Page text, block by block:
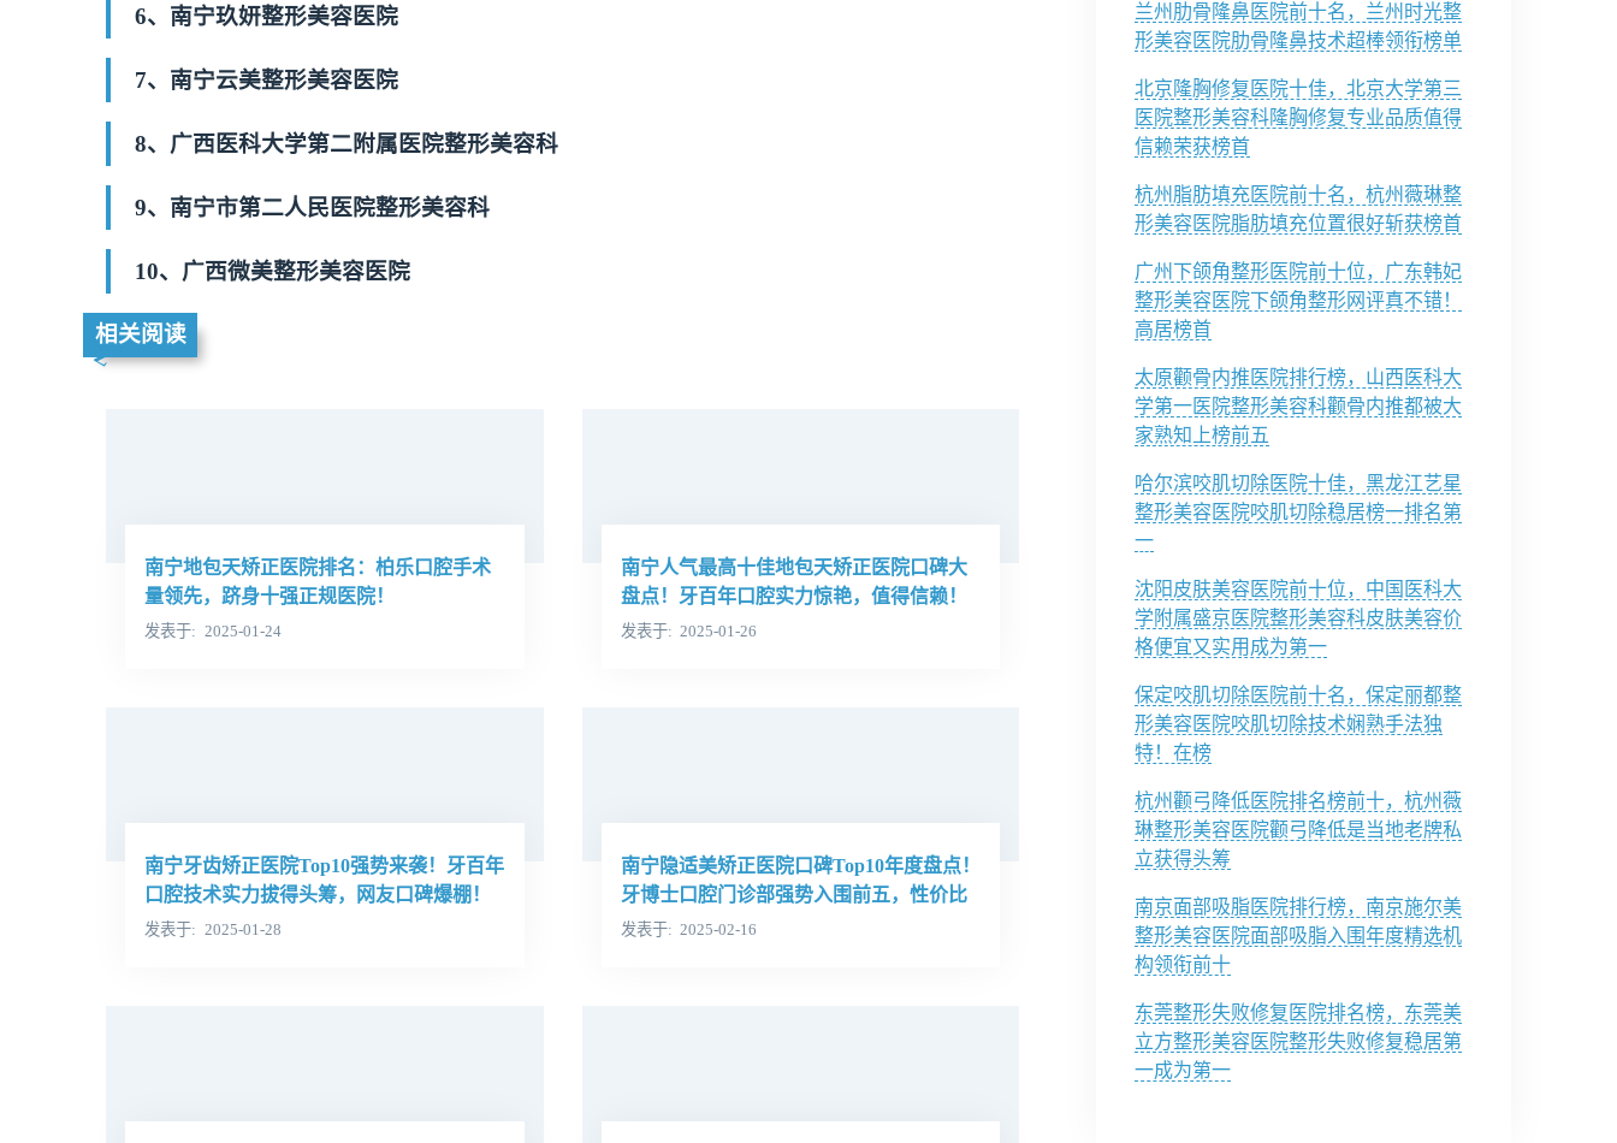
6、南宁玖妍整形美容医院
7、南宁云美整形美容医院
8、广西医科大学第二附属医院整形美容科
9、南宁市第二人民医院整形美容科
10、广西微美整形美容医院
相关阅读
南宁地包天矫正医院排名：柏乐口腔手术
量领先，跻身十强正规医院！
发表于 2025-01-24
南宁人气最高十佳地包天矫正医院口碑大
盘点！牙百年口腔实力惊艳，值得信赖！
发表于 2025-01-26
南宁牙齿矫正医院Top10强势来袭！牙百年
口腔技术实力拔得头筹，网友口碑爆棚！
发表于 2025-01-28
南宁隐适美矫正医院口碑Top10年度盘点！
牙博士口腔门诊部强势入围前五，性价比
超高！
发表于 2025-02-16
兰州肋骨隆鼻医院前十名，兰州时光整
形美容医院肋骨隆鼻技术超棒领衔榜单
北京隆胸修复医院十佳，北京大学第三
医院整形美容科隆胸修复专业品质值得
信赖荣获榜首
杭州脂肪填充医院前十名，杭州薇琳整
形美容医院脂肪填充位置很好斩获榜首
广州下颌角整形医院前十位，广东韩妃
整形美容医院下颌角整形网评真不错！
高居榜首
太原颧骨内推医院排行榜，山西医科大
学第一医院整形美容科颧骨内推都被大
家熟知上榜前五
哈尔滨咬肌切除医院十佳，黑龙江艺星
整形美容医院咬肌切除稳居榜一排名第
一
沈阳皮肤美容医院前十位，中国医科大
学附属盛京医院整形美容科皮肤美容价
格便宜又实用成为第一
保定咬肌切除医院前十名，保定丽都整
形美容医院咬肌切除技术娴熟手法独
特！在榜
杭州颧弓降低医院排名榜前十，杭州薇
琳整形美容医院颧弓降低是当地老牌私
立获得头筹
南京面部吸脂医院排行榜，南京施尔美
整形美容医院面部吸脂入围年度精选机
构领衔前十
东莞整形失败修复医院排名榜，东莞美
立方整形美容医院整形失败修复稳居第
一成为第一